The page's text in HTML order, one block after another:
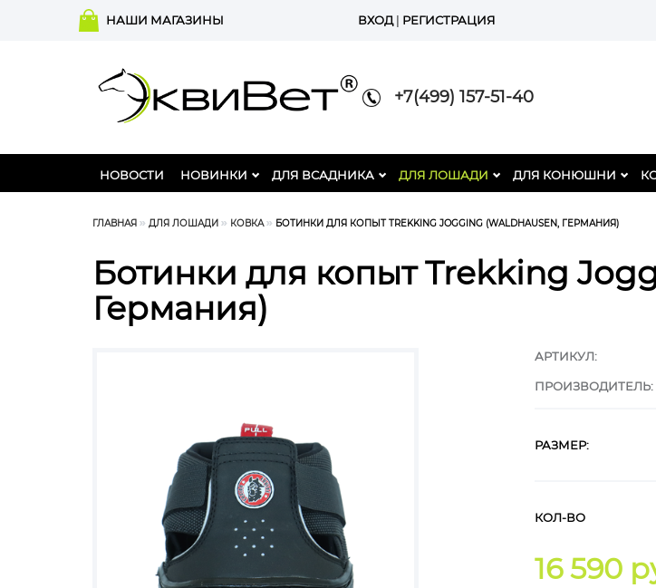
НАШИ МАГАЗИНЫ ВХОД| РЕГИСТРАЦИЯ
+7(499) 157-51-40
НОВОСТИ НОВИНКИ ДЛЯ ВСАДНИКА ДЛЯ ЛОШАДИ ДЛЯ КОНЮШНИ
ГЛАВНАЯ ДЛЯ ЛОШАДИ КОВКА БОТИНКИ ДЛЯ КОПЫТ TREKKING JOGGING (WALDHAUSEN, ГЕРМАНИЯ)
Ботинки для копыт Trekking
Германия)
АРТИКУЛ:
ПРОИЗВОДИТЕЛЬ:
РАЗМЕР:
КОЛ-ВО
16 590